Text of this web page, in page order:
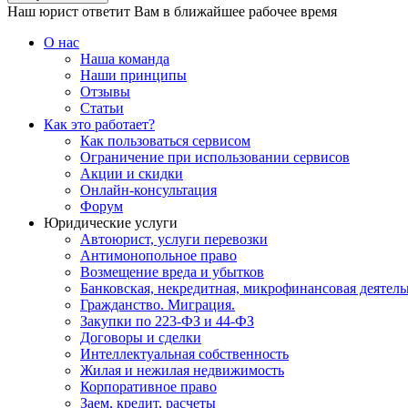
Наш юрист ответит Вам в ближайшее рабочее время
О нас
Наша команда
Наши принципы
Отзывы
Статьи
Как это работает?
Как пользоваться сервисом
Ограничение при использовании сервисов
Акции и скидки
Онлайн-консультация
Форум
Юридические услуги
Автоюрист, услуги перевозки
Антимонопольное право
Возмещение вреда и убытков
Банковская, некредитная, микрофинансовая
Гражданство. Миграция.
Закупки по 223-ФЗ и 44-ФЗ
Договоры и сделки
Интеллектуальная собственность
Жилая и нежилая недвижимость
Корпоративное право
Заем, кредит, расчеты